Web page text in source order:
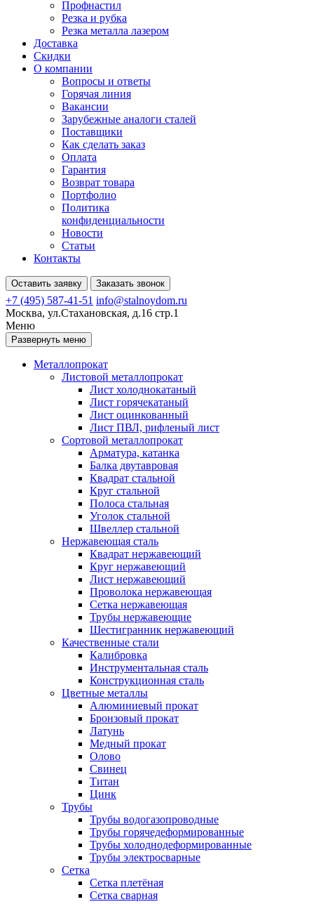
Профнастил
Резка и рубка
Резка металла лазером
Доставка
Скидки
О компании
Вопросы и ответы
Горячая линия
Вакансии
Зарубежные аналоги сталей
Поставщики
Как сделать заказ
Оплата
Гарантия
Возврат товара
Портфолио
Политика
конфиденциальности
Новости
Статьи
Контакты
Оставить заявку Заказать звонок
+7 (495) 587-41-51 info@stalnoydom.ru
Москва, ул.Стахановская, д.16 стр.1
Меню
Развернуть меню
Металлопрокат
Листовой металлопрокат
Лист холоднокатаный
Лист горячекатаный
Лист оцинкованный
Лист ПВЛ, рифленый лист
Сортовой металлопрокат
Арматура, катанка
Балка двутавровая
Квадрат стальной
Круг стальной
Полоса стальная
Уголок стальной
Швеллер стальной
Нержавеющая сталь
Квадрат нержавеющий
Круг нержавеющий
Лист нержавеющий
Проволока нержавеющая
Сетка нержавеющая
Трубы нержавеющие
Шестигранник нержавеющий
Качественные стали
Калибровка
Инструментальная сталь
Конструкционная сталь
Цветные металлы
Алюминиевый прокат
Бронзовый прокат
Латунь
Медный прокат
Олово
Свинец
Титан
Цинк
Трубы
Трубы водогазопроводные
Трубы горячедеформированные
Трубы холоднодеформированные
Трубы электросварные
Сетка
Сетка плетёная
Сетка сварная